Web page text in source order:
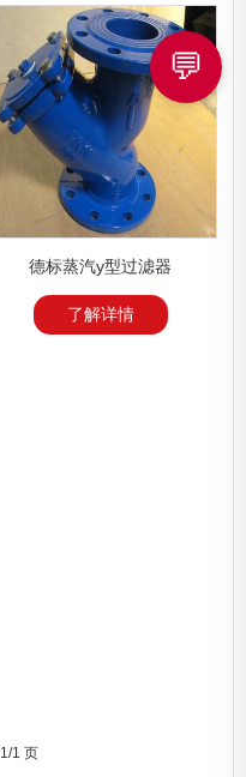
德标蒸汽y型过滤器
了解详情
1/1 页
💬